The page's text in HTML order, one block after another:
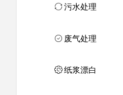
ꀡ 污水处理
ꄗ 废气处理
ꂉ纸浆漂白